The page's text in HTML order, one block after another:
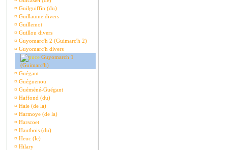
¤ Guilguiffin (du)
¤ Guillaume divers
¤ Guillemot
¤ Guillou divers
¤ Guyomarc'h 2 (Guimarc'h 2)
¤ Guyomarc'h divers
Guyomarch 1
(Guimarc'h)
¤ Guégant
¤ Guéguenou
¤ Guéméné-Guégant
¤ Haffond (du)
¤ Haie (de la)
¤ Harmoye (de la)
¤ Harscoet
¤ Hautbois (du)
¤ Heuc (le)
¤ Hilary